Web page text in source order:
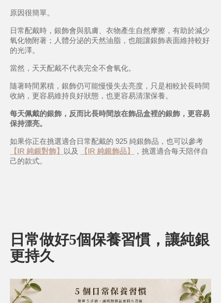
原因很簡單。
日常配戴時，銀飾會與肌膚、衣物產生自然摩擦，有助於減少
氧化物附著；人體分泌的天然油脂，也能讓銀飾表面維持較好
的光澤。
當然，天天配戴不代表完全不會氧化。
隨著時間累積，銀飾仍可能慢慢失去亮度，只是相較於長時間
收納，更容易維持良好狀態，也更容易清潔保養。
每天佩戴的銀飾，反而比長時間放在飾品盒裡的銀飾，更容易
保持漂亮。
如果你正在挑選適合日常配戴的 925 純銀飾品，也可以參考
【IR 純銀對飾】
以及 【IR 純銀飾品】
，挑選適合每天陪伴自
己的款式。
日常做好5個保養習慣，讓純銀
更持久